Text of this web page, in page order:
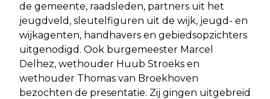
de gemeente, raadsleden, partners uit het
jeugdveld, sleutelfiguren uit de wijk, jeugd- en
wijkagenten, handhavers en gebiedsopzichters
uitgenodigd. Ook burgemeester Marcel
Delhez, wethouder Huub Stroeks en
wethouder Thomas van Broekhoven
bezochten de presentatie. Zij gingen uitgebreid